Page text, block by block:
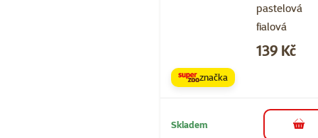
pastelová
fialová
Cena
139 Kč
značka
Skladem do